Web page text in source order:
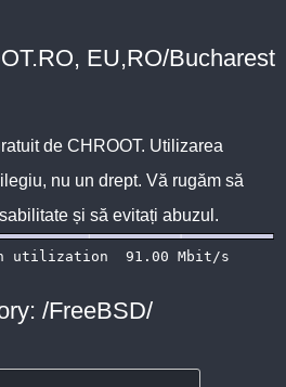
EU,RO/Bucharest
de CHROOT. Utilizarea
nu un drept. Vă rugăm să
și să evitați abuzul.
/FreeBSD/